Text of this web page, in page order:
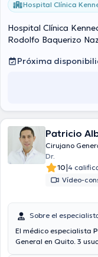
Hospital Clínica
Hospital Clínica
Rodolfo Baquerizo
Próxima
Patricio
Cirujano
Dr.
10|4
Vídeo-
Sobre el
El médico especialista
General en Quito. 3